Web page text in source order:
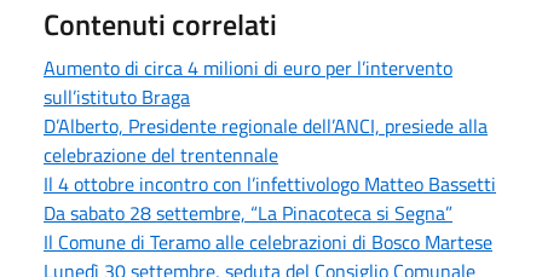
Contenuti correlati
Aumento di circa 4 milioni di euro per l’intervento
sull’istituto Braga
D’Alberto, Presidente regionale dell’ANCI, presiede alla
celebrazione del trentennale
Il 4 ottobre incontro con l’infettivologo Matteo Bassetti
Da sabato 28 settembre, “La Pinacoteca si Segna”
Il Comune di Teramo alle celebrazioni di Bosco Martese
Lunedì 30 settembre, seduta del Consiglio Comunale